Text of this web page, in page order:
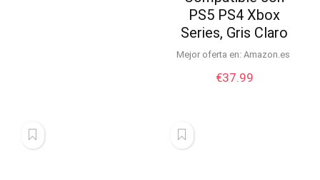
PS5 PS4 Xbox
Series, Gris Claro
Mejor oferta en: Amazon.es
€37.99